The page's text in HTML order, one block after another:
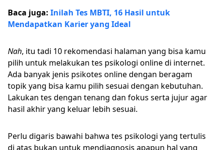
Baca juga: Inilah Tes MBTI, 16 Hasil untuk
Mendapatkan Karier yang Ideal
Nah, itu tadi 10 rekomendasi halaman yang bisa kamu
pilih untuk melakukan tes psikologi online di internet.
Ada banyak jenis psikotes online dengan beragam
topik yang bisa kamu pilih sesuai dengan kebutuhan.
Lakukan tes dengan tenang dan fokus serta jujur agar
hasil akhir yang keluar lebih sesuai.
Perlu digaris bawahi bahwa tes psikologi yang tertulis
di atas bukan untuk mendiagnosis apapun hal yang